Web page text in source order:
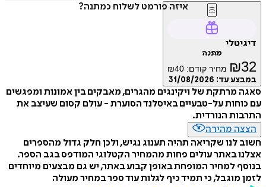
איזה פורמט לשלוח כמתנה?
דיגיטלי
מתנה
₪32 מחיר קודם: ₪40
במבצע עד: 31/08/2026
סאגה מרתקת של ויקינגים מהגרים, מאבקים בין אמונות ומפגשים
עם כוחות על-טבעיים באיסלנד הסוערת - עולם קסום שעיצב את
התרבות הנורדית.
הצצה מהירה
חשוב לנו שקריאה תהיה תענוג נגיש, ולכן חלק גדול מהספרים
אצלנו באתר עולים פחות מהמחיר הקטלוגי המודפס בגב הספר.
בנוסף למחיר המופחת באופן קבוע באתר, יש גם מבצעים מיוחדים
לזמן מוגבל, כי תמיד כיף לגלות עוד ספר במחיר מעולה